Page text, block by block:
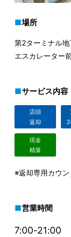
場所
第2ターミナル
エスカレーター
サービス内容
店頭
返却
現金
精算
※返却専用カウン
営業時間
7:00-21:00